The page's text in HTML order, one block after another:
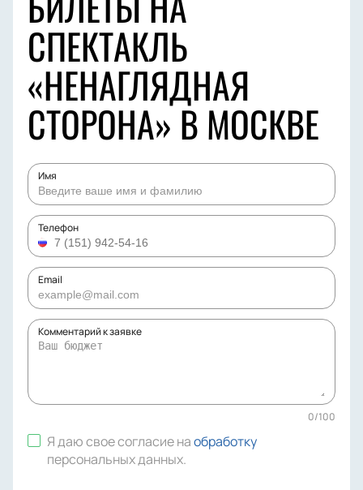
СПЕКТАКЛЬ
«НЕНАГЛЯДНАЯ
СТОРОНА» В МОСКВЕ
Имя
Телефон
Email
Комментарий к заявке
0/100
Я даю свое согласие наобработку
персональных данных.